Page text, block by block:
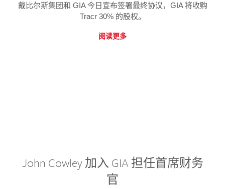
戴比尔斯集团和 GIA 今日宣布签署最终协议，GIA 将收购
Tracr 30% 的股权。
阅读更多
John Cowley 加入 GIA 担任首席财务
官